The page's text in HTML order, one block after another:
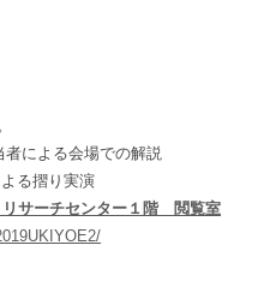
による会場での解説
る摺り実演
サーチセンター１階 閲覧室